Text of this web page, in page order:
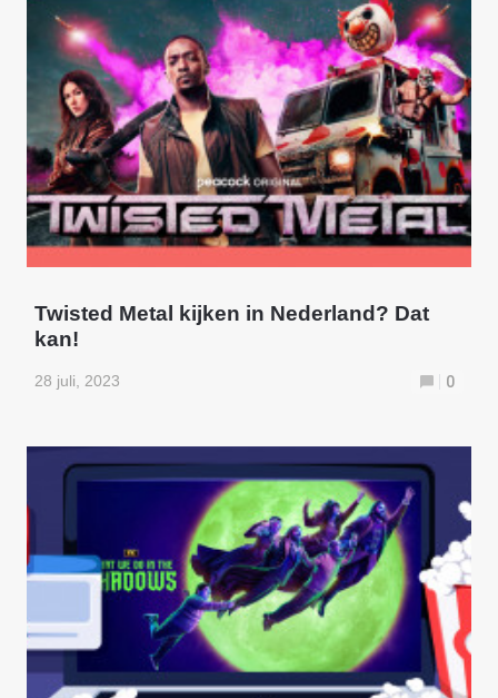
Twisted Metal kijken in Nederland? Dat
kan!
28 juli, 2023 0